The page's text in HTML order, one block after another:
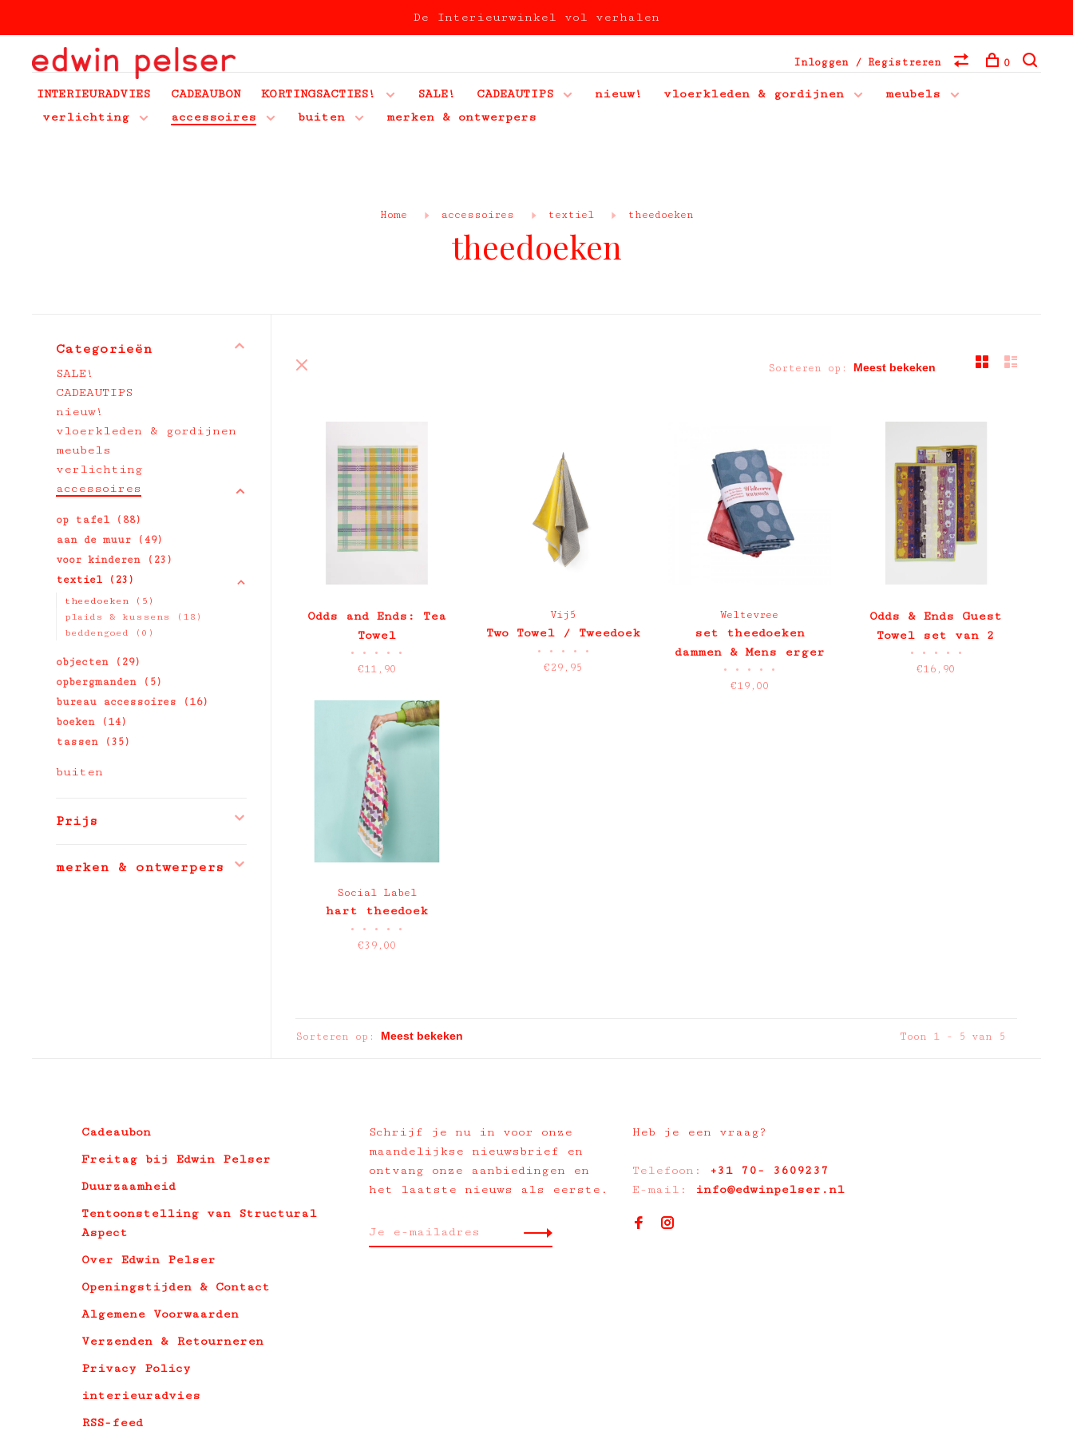
De Interieurwinkel vol verhalen
INTERIEURADVIES CADEAUBON KORTINGSACTIES! SALE! CADEAUTIPS nieuw! vloerkleden & gordijnen
meubels
verlichting
accessoires buiten merken & ontwerpers
Inloggen / Registreren 0
Home accessoires textiel theedoeken
theedoeken
Categorieën
SALE!
CADEAUTIPS
nieuw!
vloerkleden & gordijnen
meubels
verlichting
accessoires
op tafel
(88)
aan de muur
(49)
voor kinderen
(23)
textiel
(23)
theedoeken
(5)
plaids & kussens
(18)
beddengoed
(0)
objecten
(29)
opbergmanden
(5)
bureau accessoires
(16)
boeken
(14)
tassen
(35)
buiten
Prijs
merken & ontwerpers
Sorteren op:
Odds and Ends: Tea
Towel
• • • • •
€11,90
Vij5
Two Towel / Tweedoek
• • • • •
€29,95
Weltevree
set theedoeken
dammen & Mens erger
Je niet
• • • • •
€19,00
Odds & Ends Guest
Towel set van 2
stuks
• • • • •
€16,90
Social Label
hart theedoek
• • • • •
€39,00
Sorteren op: Toon 1 - 5 van 5
Cadeaubon
Freitag bij Edwin Pelser
Duurzaamheid
Tentoonstelling van Structural
Aspect
Over Edwin Pelser
Openingstijden & Contact
Algemene Voorwaarden
Verzenden & Retourneren
Privacy Policy
interieuradvies
RSS-feed
Schrijf je nu in voor onze
maandelijkse nieuwsbrief en
ontvang onze aanbiedingen en
het laatste nieuws als eerste.
Heb je een vraag?
Telefoon: +31 70- 3609237
E-mail:
info@edwinpelser.nl